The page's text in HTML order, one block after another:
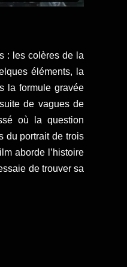
: les colères de la
éléments, la
la formule gravée
de vagues de
où la question
du portrait de trois
aborde l’histoire
de trouver sa